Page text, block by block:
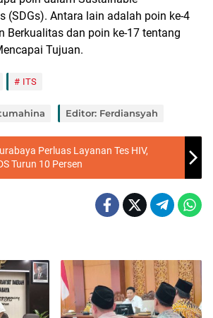
(SDGs). Antara lain adalah poin ke-4
Berkualitas dan poin ke-17 tentang
Tujuan.
ITS
Editor: Ferdiansyah
Perluas Layanan Tes HIV,
Turun 10 Persen